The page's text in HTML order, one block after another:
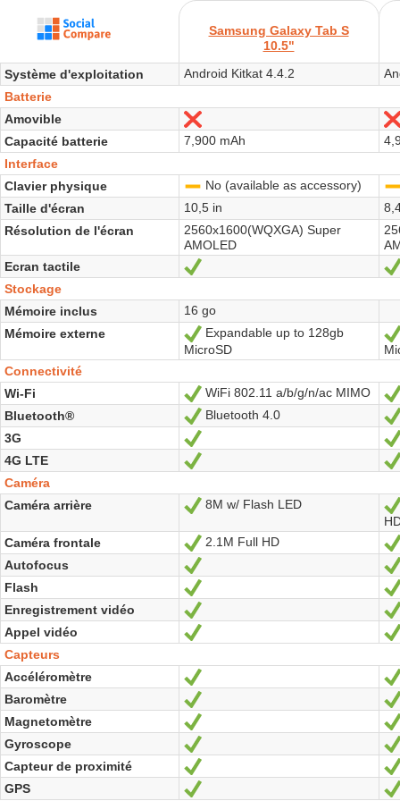
Samsung Galaxy Tab S
10.5"
Système d'exploitation
Android Kitkat 4.4.2
Batterie
Amovible
Non
Capacité batterie
7,900 mAh
Interface
Clavier physique
No (available as accessory)
Taille d'écran
10,5 in
Résolution de l'écran
2560x1600(WQXGA) Super
AMOLED
Ecran tactile
Stockage
Mémoire inclus
16 go
Mémoire externe
Oui
Expandable up to 128gb
MicroSD
Connectivité
Wi-Fi
Oui
WiFi 802.11 a/b/g/n/ac MIMO
Bluetooth®
Oui
Bluetooth 4.0
3G
Oui
4G LTE
Caméra
Caméra arrière
Oui
8M w/ Flash LED
Caméra frontale
Oui
2.1M Full HD
Autofocus
Flash
Oui
Enregistrement vidéo
Appel vidéo
Oui
Capteurs
Accéléromètre
Oui
Baromètre
Magnetomètre
Oui
Gyroscope
Capteur de proximité
Oui
GPS